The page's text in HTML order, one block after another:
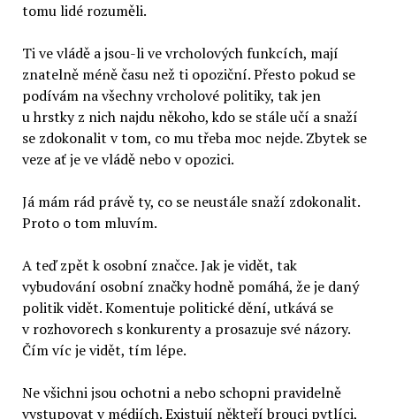
tomu lidé rozuměli.
Ti ve vládě a jsou-li ve vrcholových funkcích, mají
znatelně méně času než ti opoziční. Přesto pokud se
podívám na všechny vrcholové politiky, tak jen
u hrstky z nich najdu někoho, kdo se stále učí a snaží
se zdokonalit v tom, co mu třeba moc nejde. Zbytek se
veze ať je ve vládě nebo v opozici.
Já mám rád právě ty, co se neustále snaží zdokonalit.
Proto o tom mluvím.
A teď zpět k osobní značce. Jak je vidět, tak
vybudování osobní značky hodně pomáhá, že je daný
politik vidět. Komentuje politické dění, utkává se
v rozhovorech s konkurenty a prosazuje své názory.
Čím víc je vidět, tím lépe.
Ne všichni jsou ochotni a nebo schopni pravidelně
vystupovat v médiích. Existují někteří brouci pytlíci,